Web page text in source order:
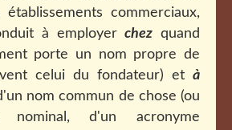
commerciaux,
à employerchez quand
porte un nom propre de
celui du fondateur) et à
nom commun de chose (ou
nominal, d'un acronyme